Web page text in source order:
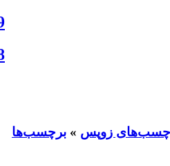
زوپس » برچسب‌ها